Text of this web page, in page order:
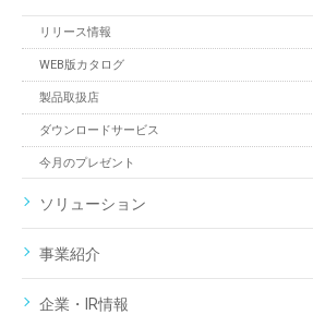
リリース情報
WEB版カタログ
製品取扱店
ダウンロードサービス
今月のプレゼント
ソリューション
事業紹介
企業・IR情報